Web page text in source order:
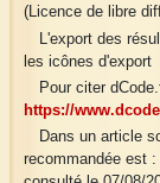
(Licence de libre
L'export des
les icônes
Pour citer
https://
Dans un article
recommandée est :